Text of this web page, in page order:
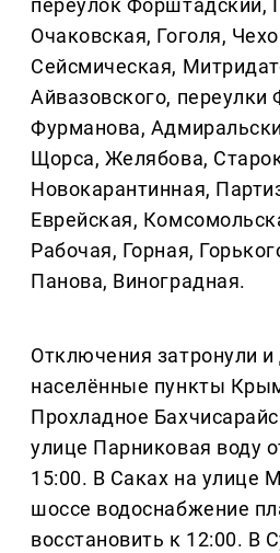
переулок Форштадский,
Очаковская, Гоголя,
Сейсмическая,
Айвазовского, переулки
Фурманова,
Щорса, Желябова,
Новокарантинная,
Еврейская,
Рабочая, Горная,
Панова, Виноградная.
Отключения затронули и
населённые пункты
Прохладное
улице Парниковая воду
15:00. В Саках на улице
шоссе водоснабжение
восстановить к 12:00. В